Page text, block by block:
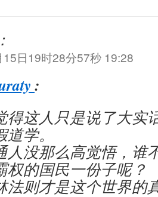
日19时28分57秒 19:28
:
得这人只是说了大实
道学。
人没那么高觉悟，谁
权的国民一份子呢？
法则才是这个世界的